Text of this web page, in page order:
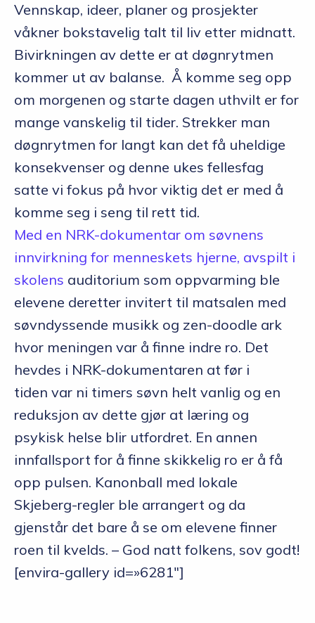
Vennskap, ideer, planer og prosjekter
våkner bokstavelig talt til liv etter midnatt.
Bivirkningen av dette er at døgnrytmen
kommer ut av balanse. Å komme seg opp
om morgenen og starte dagen uthvilt er for
mange vanskelig til tider. Strekker man
døgnrytmen for langt kan det få uheldige
konsekvenser og denne ukes fellesfag
satte vi fokus på hvor viktig det er med å
komme seg i seng til rett tid.
Med en NRK-dokumentar om søvnens
innvirkning for menneskets hjerne, avspilt i
skolens auditorium som oppvarming ble
elevene deretter invitert til matsalen med
søvndyssende musikk og zen-doodle ark
hvor meningen var å finne indre ro. Det
hevdes i NRK-dokumentaren at før i
tiden var ni timers søvn helt vanlig og en
reduksjon av dette gjør at læring og
psykisk helse blir utfordret. En annen
innfallsport for å finne skikkelig ro er å få
opp pulsen. Kanonball med lokale
Skjeberg-regler ble arrangert og da
gjenstår det bare å se om elevene finner
roen til kvelds. – God natt folkens, sov godt!
[envira-gallery id=»6281″]